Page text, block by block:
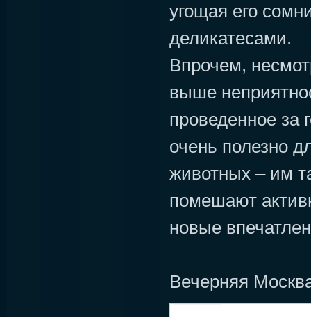
угощая его
деликатесами.
Впрочем,
выше
проведенное за
очень полезно
животных – им
помешают
новые
Вечерняя